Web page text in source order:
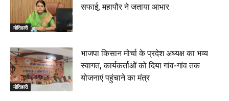
मोतिहारी। NDA सरकार, 12 साल विश्वास के, मीडिया संवाद में
सांसद रधामोहन सिंह, 13 June 2026
02:19
मोतिहारी
सफाई, महापौर ने जताया आभार
मोतिहारी
भाजपा किसान मोर्चा के प्रदेश अध्यक्ष का भव्य
स्वागत, कार्यकर्ताओं को दिया गांव-गांव तक
योजनाएं पहुंचाने का मंत्र